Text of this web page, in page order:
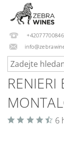
RENIERI
6